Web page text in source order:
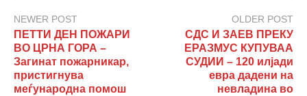
NEWER POST
ПЕТТИ ДЕН ПОЖАРИ
ВО ЦРНА ГОРА –
Загинат пожарникар,
пристигнува
меѓународна помош
OLDER POST
СДС И ЗАЕВ ПРЕКУ
ЕРАЗМУС КУПУВАА
СУДИИ – 120 илјади
евра дадени на
невладина во